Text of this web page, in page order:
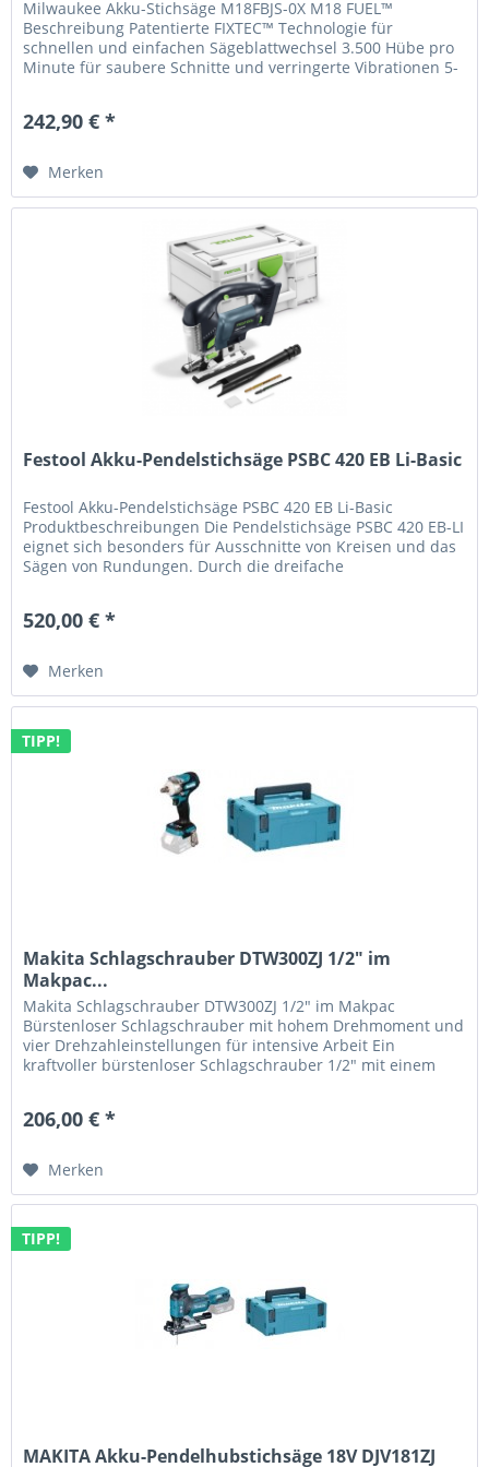
Milwaukee Akku-Stichsäge M18FBJS-0X M18 FUEL™
Beschreibung Patentierte FIXTEC™ Technologie für
schnellen und einfachen Sägeblattwechsel 3.500 Hübe pro
Minute für saubere Schnitte und verringerte Vibrationen 5-
242,90 € *
Merken
Festool Akku-Pendelstichsäge PSBC 420 EB Li-Basic
Festool Akku-Pendelstichsäge PSBC 420 EB Li-Basic
Produktbeschreibungen Die Pendelstichsäge PSBC 420 EB-LI
eignet sich besonders für Ausschnitte von Kreisen und das
Sägen von Rundungen. Durch die dreifache
520,00 € *
Merken
TIPP!
Makita Schlagschrauber DTW300ZJ 1/2" im
Makpac...
Makita Schlagschrauber DTW300ZJ 1/2" im Makpac
Bürstenloser Schlagschrauber mit hohem Drehmoment und
vier Drehzahleinstellungen für intensive Arbeit Ein
kraftvoller bürstenloser Schlagschrauber 1/2" mit einem
206,00 € *
Merken
TIPP!
MAKITA Akku-Pendelhubstichsäge 18V DJV181ZJ